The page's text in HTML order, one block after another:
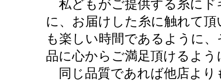
私どもがご提供する糸にド
に、お届けした糸に触れて
も楽しい時間であるように
品に心からご満足頂けるよう
同じ品質であれば他店より